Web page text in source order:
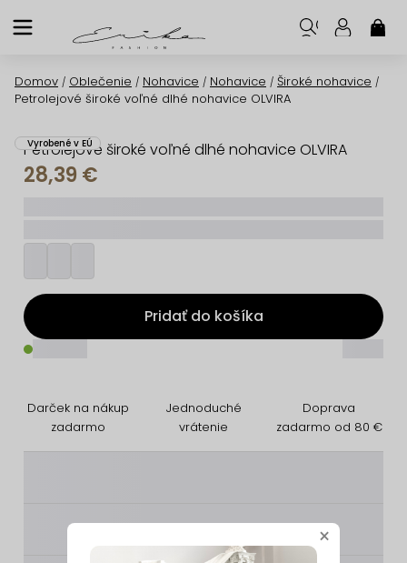
na
Domov / Oblečenie / Nohavice / Nohavice / Široké nohavice /
Petrolejové široké voľné dlhé nohavice OLVIRA
Petrolejové široké voľné dlhé nohavice OLVIRA
Vyrobené v EÚ
28,39 €
Pridať do košíka
Darček na nákup
zadarmo
Jednoduché
vrátenie
Doprava
zadarmo od 80 €
________ ×